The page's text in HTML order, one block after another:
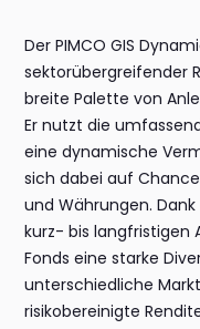
Der PIMCO GIS
sektorübergreifender
breite Palette von
Er nutzt die
eine dynamische
sich dabei auf
und Währungen.
kurz- bis langfristigen
Fonds eine starke
unterschiedliche
risikobereinigte